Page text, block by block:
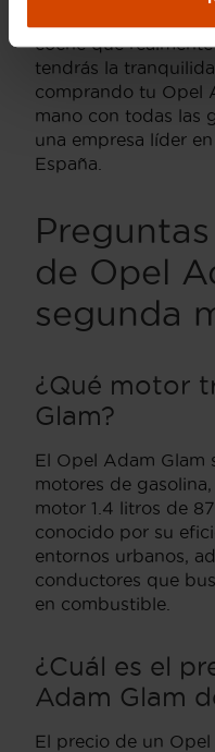
coche que
tendrás la
comprando tu Opel
mano con todas las
una empresa líder
España.
de Opel
segunda
¿Qué motor
Glam?
El Opel Adam Glam
motores de
motor 1.4 litros de
conocido por su
entornos urbanos,
conductores que
en combustible.
¿Cuál es el
Adam Glam
El precio de un